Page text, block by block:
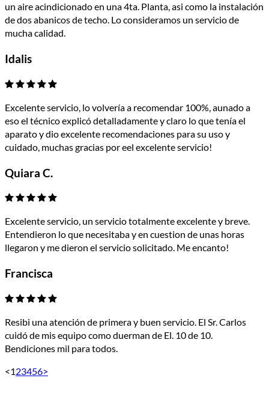
un aire acindicionado en una 4ta. Planta, asi como la instalación
de dos abanicos de techo. Lo consideramos un servicio de
mucha calidad.
Idalis
Excelente servicio, lo volvería a recomendar 100%, aunado a
eso el técnico explicó detalladamente y claro lo que tenía el
aparato y dio excelente recomendaciones para su uso y
cuidado, muchas gracias por eel excelente servicio!
Quiara C.
Excelente servicio, un servicio totalmente excelente y breve.
Entendieron lo que necesitaba y en cuestion de unas horas
llegaron y me dieron el servicio solicitado. Me encanto!
Francisca
Resibi una atención de primera y buen servicio. El Sr. Carlos
cuidó de mis equipo como duerman de El. 10 de 10.
Bendiciones mil para todos.
<123456>